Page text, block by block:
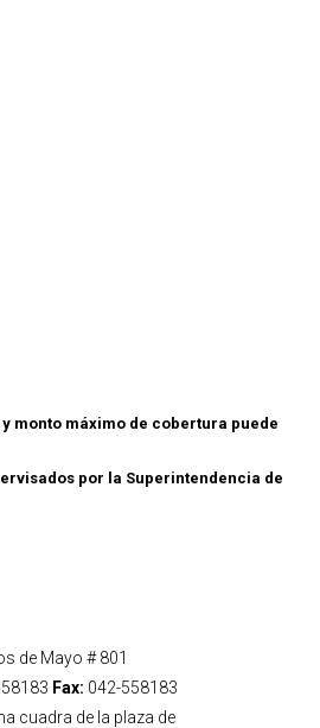
monto máximo de cobertura puede
por la Superintendencia de
de Mayo # 801
Fax: 042-558183
cuadra de la plaza de